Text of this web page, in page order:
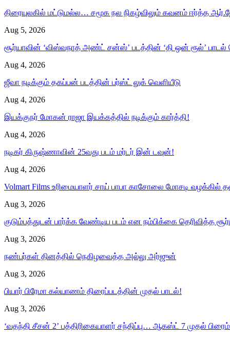
திரையுலகில் மட்டுமல்ல… சமூக நல நிகழ்விலும் கவனம் ஈர்த்த
Aug 5, 2026
சூர்யாவின் ‘விஸ்வநாத் அண்ட் சன்ஸ்’ படத்தின் ‘தி ஒன் ரூல்’ பாடல்
Aug 4, 2026
ஜீவா நடிக்கும் தகப்பன் படத்தின் பர்ஸ்ட் லுக் வெளியீடு
Aug 4, 2026
இயக்குநர் மோகன் ராஜா இயக்கத்தில் நடிக்கும் கார்த்தி!
Aug 4, 2026
நடிகர் கிருஷ்ணாவின் 25வது படம் மர்டர் இன் டவுன்!
Aug 4, 2026
Volmart Films உரிமையாளர் சாய் பாபா காசோலை மோசடி
Aug 3, 2026
குடும்பத்துடன் பார்க்க வேண்டிய படம் என நம்பிக்கை தெரிவித்த
Aug 3, 2026
நண்பர்கள் தினத்தில் நெகிழவைத்த அல்லு அர்ஜுன்
Aug 3, 2026
பியார் பிரேமா கல்யாணம் திரைப்படத்தின் முதல் பாடல்!
Aug 3, 2026
‘வதந்தி சீசன் 2’ பத்திரிகையாளர் சந்திப்பு… ஆகஸ்ட் 7 முதல்